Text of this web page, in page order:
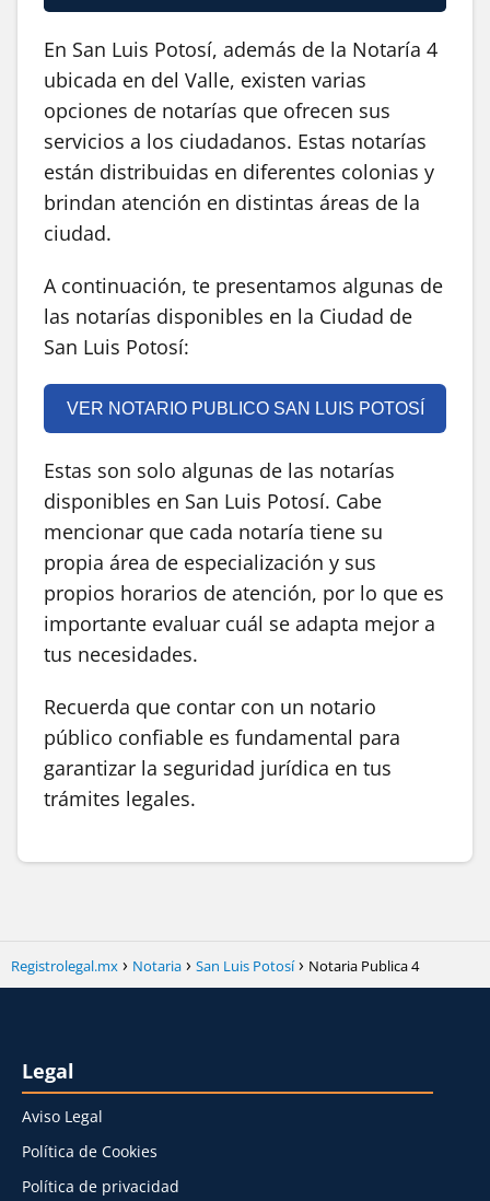
En San Luis Potosí, además de la Notaría 4
ubicada en del Valle, existen varias
opciones de notarías que ofrecen sus
servicios a los ciudadanos. Estas notarías
están distribuidas en diferentes colonias y
brindan atención en distintas áreas de la
ciudad.
A continuación, te presentamos algunas de
las notarías disponibles en la Ciudad de
San Luis Potosí:
VER NOTARIO PUBLICO SAN LUIS POTOSÍ
Estas son solo algunas de las notarías
disponibles en San Luis Potosí. Cabe
mencionar que cada notaría tiene su
propia área de especialización y sus
propios horarios de atención, por lo que es
importante evaluar cuál se adapta mejor a
tus necesidades.
Recuerda que contar con un notario
público confiable es fundamental para
garantizar la seguridad jurídica en tus
trámites legales.
Registrolegal.mx Notaria San Luis Potosí Notaria Publica 4
Legal
Aviso Legal
Política de Cookies
Política de privacidad